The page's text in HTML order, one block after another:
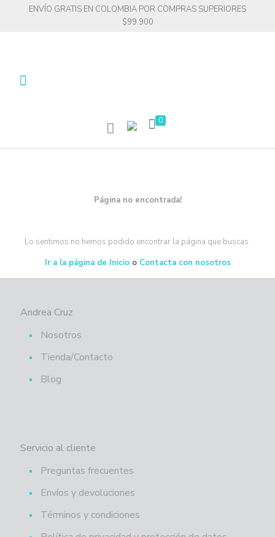
ENVÍO GRATIS EN COLOMBIA POR COMPRAS SUPERIORES
$99.900
0
Página no encontrada!
Lo sentimos no hemos podido encontrar la página que buscas.
Ir a la página de Inicioo Contacta con nosotros
Andrea Cruz
Nosotros
Tienda/Contacto
Blog
Servicio al cliente
Preguntas frecuentes
Envíos y devoluciones
Términos y condiciones